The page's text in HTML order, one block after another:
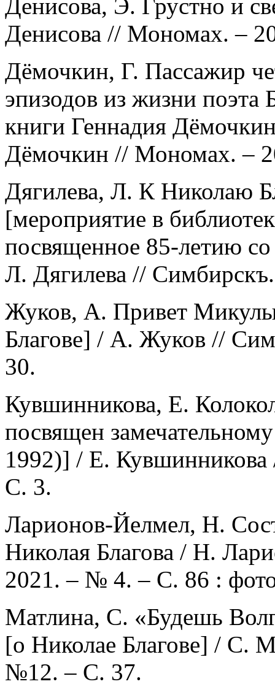
Денисова, Э. Грустно и
Денисова // Мономах. –
Дёмочкин, Г. Пассажир
эпизодов из жизни поэта
книги Геннадия
Дёмочкин // Мономах. –
Дягилева, Л. К Николаю
[мероприятие в
посвященное 85-летию
Л. Дягилева //
Жуков, А. Привет
Благове] / А. Жуков //
30.
Кувшинникова, Е.
посвящен
1992)] / Е.
С. 3.
Ларионов-Йелмел, Н.
Николая Благова / Н.
2021. – № 4. – С. 86 :
Матлина, С. «Будешь
[о Николае Благове] / С.
№12. – С. 37.